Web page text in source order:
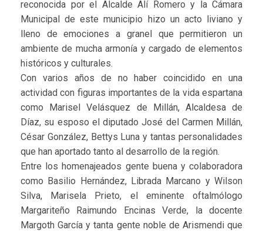
reconocida por el Alcalde Alí Romero y la Cámara
Municipal de este municipio hizo un acto liviano y
lleno de emociones a granel que permitieron un
ambiente de mucha armonía y cargado de elementos
históricos y culturales.
Con varios años de no haber coincidido en una
actividad con figuras importantes de la vida espartana
como Marisel Velásquez de Millán, Alcaldesa de
Díaz, su esposo el diputado José del Carmen Millán,
César González, Bettys Luna y tantas personalidades
que han aportado tanto al desarrollo de la región.
Entre los homenajeados gente buena y colaboradora
como Basilio Hernández, Librada Marcano y Wilson
Silva, Marisela Prieto, el eminente oftalmólogo
Margariteño Raimundo Encinas Verde, la docente
Margoth García y tanta gente noble de Arismendi que